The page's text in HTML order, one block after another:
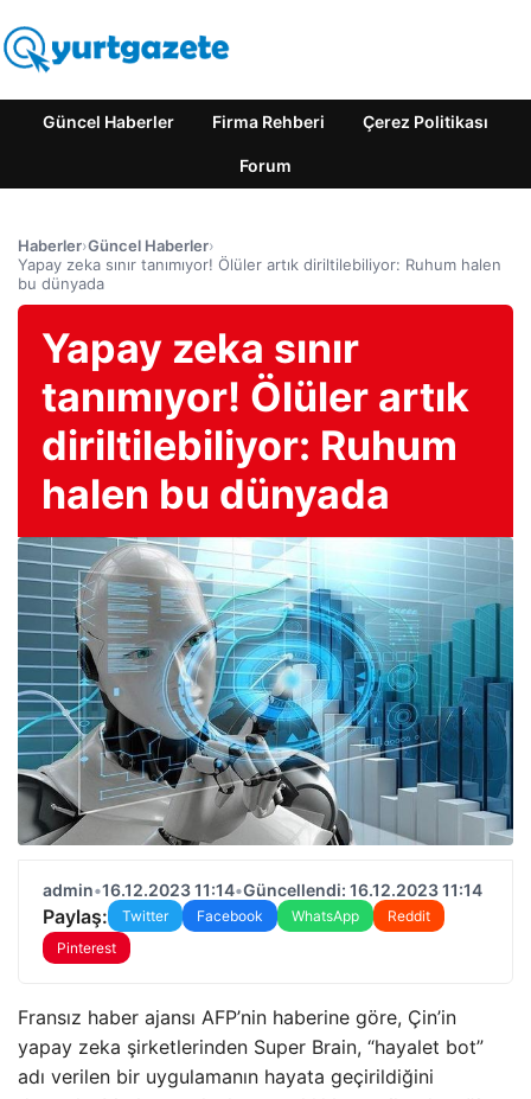
Güncel Haberler Firma Rehberi Çerez Politikası
Forum
Haberler›Güncel Haberler›
Yapay zeka sınır tanımıyor! Ölüler artık diriltilebiliyor: Ruhum halen
bu dünyada
Yapay zeka sınır
tanımıyor! Ölüler artık
diriltilebiliyor: Ruhum
halen bu dünyada
admin•16.12.2023 11:14•Güncellendi: 16.12.2023 11:14
Paylaş: Twitter Facebook WhatsApp
Reddit
Pinterest
Fransız haber ajansı AFP’nin haberine göre, Çin’in
yapay zeka şirketlerinden Super Brain, “hayalet bot”
adı verilen bir uygulamanın hayata geçirildiğini